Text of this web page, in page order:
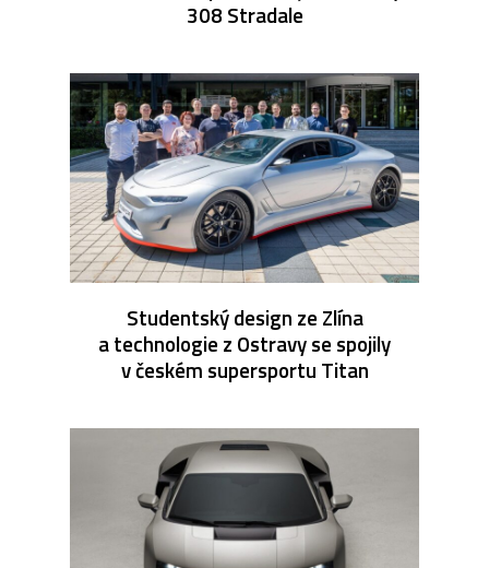
308 Stradale
Studentský design ze Zlína
a technologie z Ostravy se spojily
v českém supersportu Titan